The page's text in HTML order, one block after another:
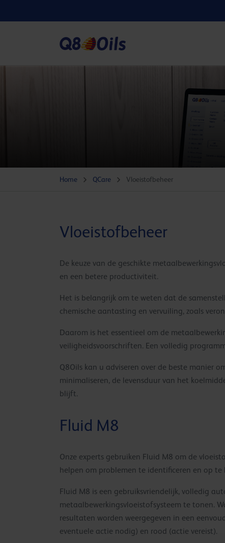
Home QCare Vloeistofbeheer
Vloeistofbeheer
De keuze van de geschikte
en een betere productiviteit.
Het is belangrijk om te weten dat de
chemische aantasting en vervuiling, zoals
Daarom is het essentieel om de
veiligheidsvoorschriften. Een volledig
Q8Oils kan u adviseren over de beste manier
minimaliseren, de levensduur van het
blijft.
Fluid M8
Onze experts gebruiken Fluid M8 om de
helpen om problemen te identificeren en op te
Fluid M8 is een gebruiksvriendelijk, volledig
metaalbewerkingsvloeistofsysteem te tonen.
resultaten worden weergegeven in een
eventuele actie nodig) en rood (actie vereist).